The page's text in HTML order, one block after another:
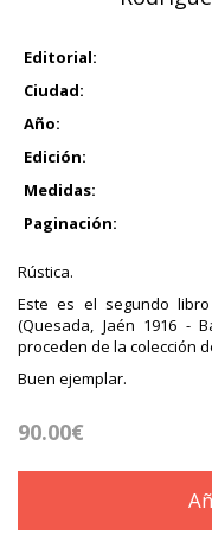
Editorial:
Ciudad:
Año:
Edición:
Medidas:
Paginación:
Rústica.
Este es el segundo
(Quesada, Jaén 1916 -
proceden de la colección
Buen ejemplar.
90.00€